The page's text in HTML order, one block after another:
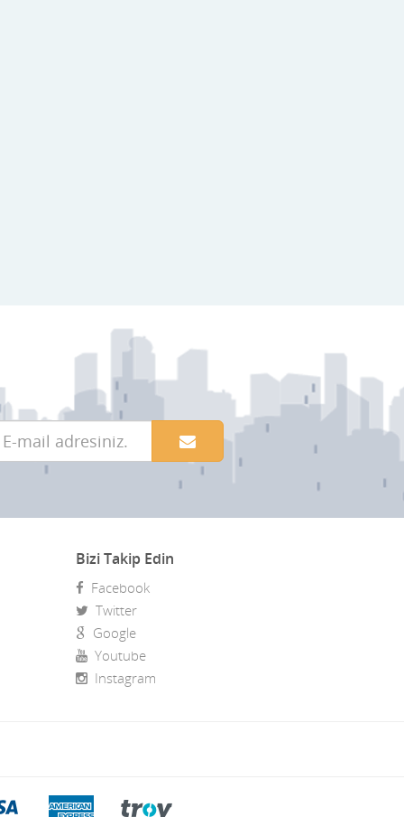
Bizi Takip Edin
Facebook
Twitter
Google
Youtube
Instagram